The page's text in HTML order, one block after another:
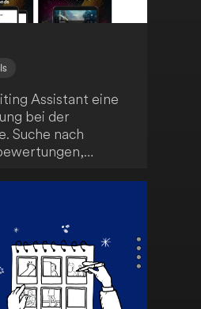
Assistant eine
bei der
Suche nach
zu erledigen.